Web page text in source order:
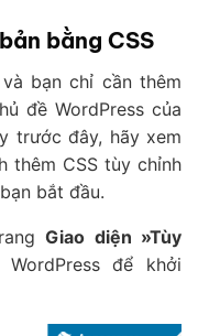
bằng CSS
bạn chỉ cần thêm
đề WordPress của
trước đây, hãy xem
thêm CSS tùy chỉnh
bắt đầu.
Giao diện »Tùy
để khởi